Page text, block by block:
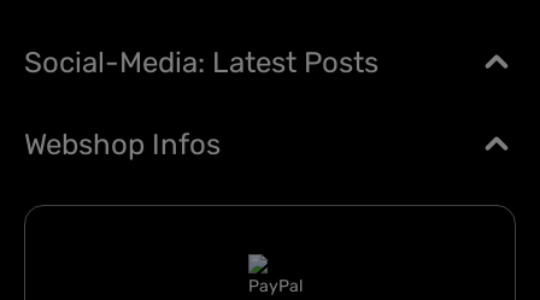
Social-Media: Latest Posts
Webshop Infos